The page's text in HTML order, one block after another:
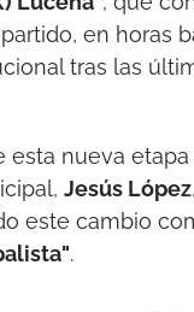
en horas
tras las
esta nueva
Jesús López
este cambio
.